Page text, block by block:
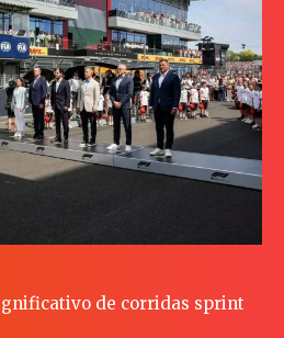
de corridas sprint